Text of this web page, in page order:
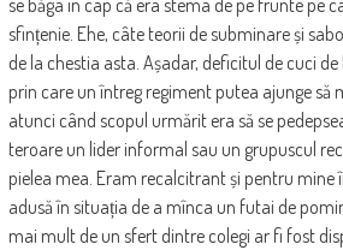
sfințenie. Ehe, câte teorii de subminare și
de la chestia asta. Așadar, deficitul de cuci
prin care un întreg regiment putea ajunge să
atunci când scopul urmărit era să se
teroare un lider informal sau un grupuscul
pielea mea. Eram recalcitrant și pentru
adusă în situația de a mînca un futai de
mai mult de un sfert dintre colegi ar fi fost